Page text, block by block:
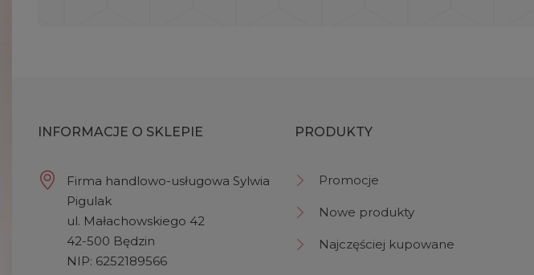
INFORMACJE O SKLEPIE
Firma handlowo-usługowa Sylwia
Pigulak
ul. Małachowskiego 42
42-500 Będzin
NIP: 6252189566
PRODUKTY
Promocje
Nowe produkty
Najczęściej kupowane